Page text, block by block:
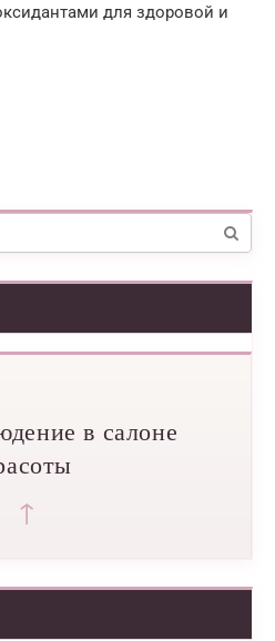
для здоровой и
в салоне
↑